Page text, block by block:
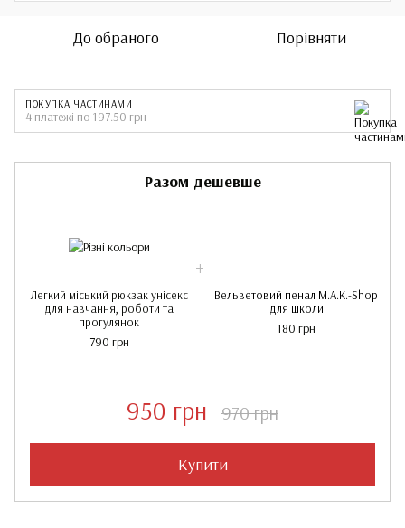
До обраного Порівняти
ПОКУПКА ЧАСТИНАМИ
4 платежі по 197.50 грн
Разом дешевше
Легкий міський рюкзак унісекс
для навчання, роботи та
прогулянок
790 грн
Вельветовий пенал M.A.K.-Shop
для школи
180 грн
950 грн 970 грн
Купити